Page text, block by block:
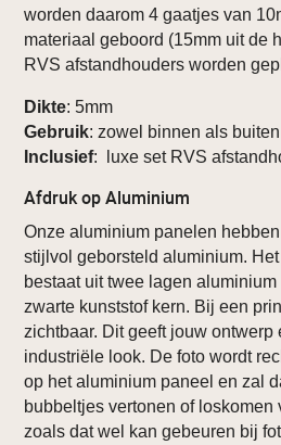
worden daarom 4 gaatjes van
materiaal geboord (15mm uit de
RVS afstandhouders worden
Dikte: 5mm
Gebruik: zowel binnen als buiten
Inclusief: luxe set RVS
Afdruk op Aluminium
Onze aluminium panelen
stijlvol geborsteld aluminium.
bestaat uit twee lagen aluminium
zwarte kunststof kern. Bij een
zichtbaar. Dit geeft jouw ontwerp
industriële look. De foto wordt
op het aluminium paneel en zal
bubbeltjes vertonen of loskomen
zoals dat wel kan gebeuren bij